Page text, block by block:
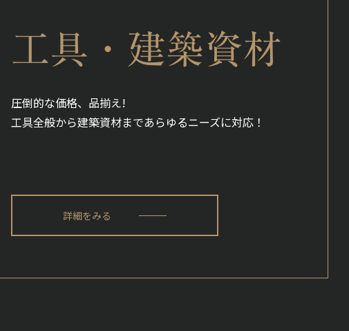
工具・建築資材
圧倒的な価格、品揃え!
工具全般から建築資材まであらゆるニーズに対応！
詳細をみる